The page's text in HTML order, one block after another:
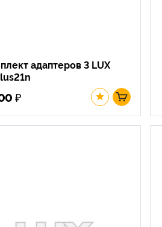
адаптеров 3 LUX
₽